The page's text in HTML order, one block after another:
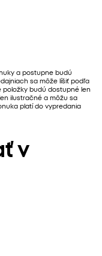
a postupne budú
sa môže líšiť podľa
budú dostupné len
ilustračné a môžu sa
platí do vypredania
v